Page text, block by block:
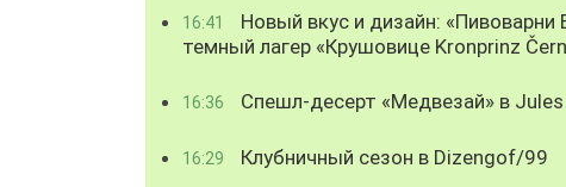
16:41
Новый вкус и дизайн: «Пивоварни
темный лагер «Крушовице Kronprinz
16:36 Спешл-десерт «Медвезай» в
16:29 Клубничный сезон в Dizengof/99